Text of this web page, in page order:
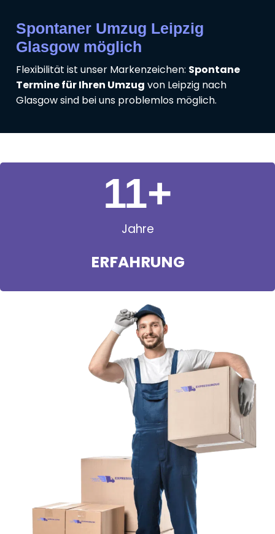
Spontaner Umzug Leipzig
Glasgow möglich
Flexibilität ist unser Markenzeichen: Spontane
Termine für Ihren Umzug von Leipzig nach
Glasgow sind bei uns problemlos möglich.
Jahre
ERFAHRUNG
11+